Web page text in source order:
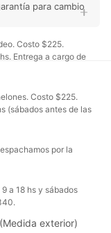
para cambio
Costo $225.
Entrega a cargo de
Costo $225.
(sábados antes de las
por la
a 18 hs y sábados
exterior)